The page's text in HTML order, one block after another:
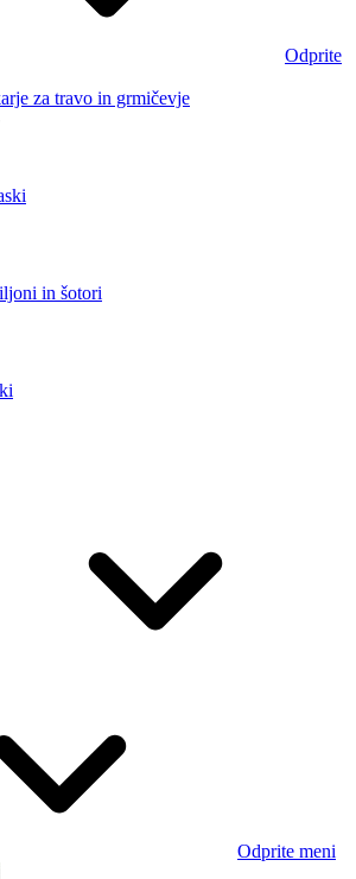
Odprite
za travo in grmičevje
in šotori
Odprite meni